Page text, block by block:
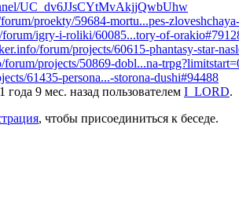
UC_dv6JJsCYtMvAkjjQwbUhw
proekty/59684-mortu...pes-
forum/igry-i-roliki/60085...tory-of-
forum/projects/60615-phantasy-star-
forum/projects/50869-dobl...na-
61435-persona...-storona-dushi#94488
9 мес. назад пользователем I_LORD.
, чтобы присоединиться к беседе.